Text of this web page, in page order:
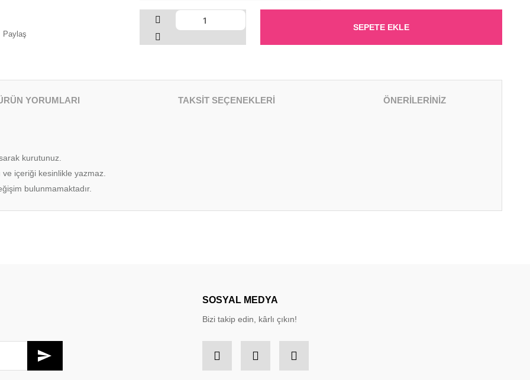
Paylaş
SEPETE EKLE
YORUMLARI TAKSİT SEÇENEKLERİ ÖNERİLERİNİZ
kurutunuz.
içeriği kesinlikle yazmaz.
bulunmamaktadır.
SOSYAL MEDYA
Bizi takip edin, kârlı çıkın!